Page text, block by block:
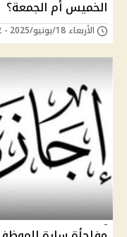
الخميس أم الجمعة؟
الأربعاء 18/يونيو/2025 - 07:32 م